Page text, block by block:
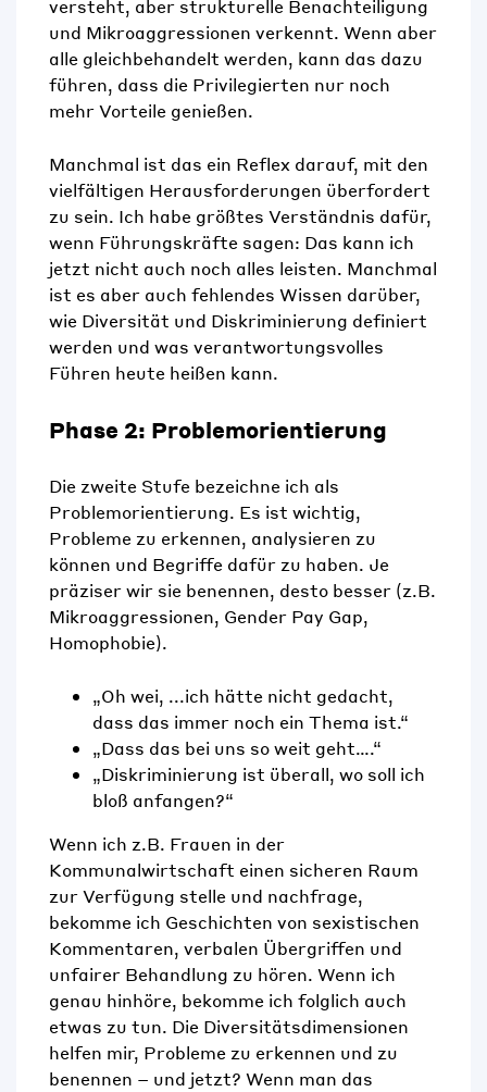
versteht, aber strukturelle Benachteiligung
und Mikroaggressionen verkennt. Wenn aber
alle gleichbehandelt werden, kann das dazu
führen, dass die Privilegierten nur noch
mehr Vorteile genießen.
Manchmal ist das ein Reflex darauf, mit den
vielfältigen Herausforderungen überfordert
zu sein. Ich habe größtes Verständnis dafür,
wenn Führungskräfte sagen: Das kann ich
jetzt nicht auch noch alles leisten. Manchmal
ist es aber auch fehlendes Wissen darüber,
wie Diversität und Diskriminierung definiert
werden und was verantwortungsvolles
Führen heute heißen kann.
Phase 2: Problemorientierung
Die zweite Stufe bezeichne ich als
Problemorientierung. Es ist wichtig,
Probleme zu erkennen, analysieren zu
können und Begriffe dafür zu haben. Je
präziser wir sie benennen, desto besser (z.B.
Mikroaggressionen, Gender Pay Gap,
Homophobie).
„Oh wei, ...ich hätte nicht gedacht,
dass das immer noch ein Thema ist.“
„Dass das bei uns so weit geht….“
„Diskriminierung ist überall, wo soll ich
bloß anfangen?“
Wenn ich z.B. Frauen in der
Kommunalwirtschaft einen sicheren Raum
zur Verfügung stelle und nachfrage,
bekomme ich Geschichten von sexistischen
Kommentaren, verbalen Übergriffen und
unfairer Behandlung zu hören. Wenn ich
genau hinhöre, bekomme ich folglich auch
etwas zu tun. Die Diversitätsdimensionen
helfen mir, Probleme zu erkennen und zu
benennen – und jetzt? Wenn man das